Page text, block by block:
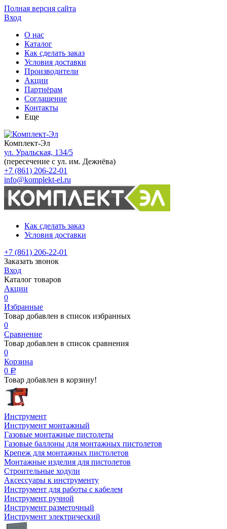
Полная версия сайта
Вход
О нас
Каталог
Как сделать заказ
Условия доставки
Производители
Акции
Партнёрам
Соглашение
Контакты
Еще
Комплект-Эл
ул. Уральская, 134/5
(пересечение с ул. им. Дежнёва)
+7 (861) 206-22-01
info@komplekt-el.ru
Как сделать заказ
Условия доставки
+7 (861) 206-22-01
Заказать звонок
Вход
Каталог товаров
Акции
0
Избранные
Товар добавлен в список избранных
0
Сравнение
Товар добавлен в список сравнения
0
Корзина
0 Р
Товар добавлен в корзину!
Инструмент
Инструмент монтажный
Газовые монтажные пистолеты
Газовые баллоны для монтажных пистолетов
Крепеж для монтажных пистолетов
Монтажные изделия для пистолетов
Строительные ходули
Аксессуары к инструменту
Инструмент для работы с кабелем
Инструмент ручной
Инструмент разметочный
Инструмент электрический